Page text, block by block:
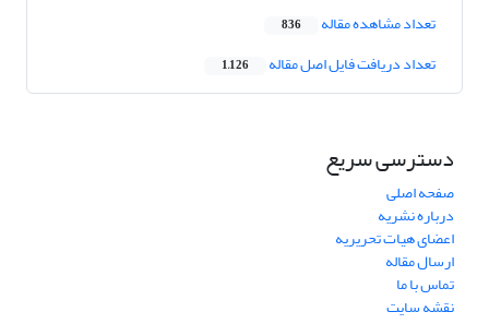
تعداد مشاهده مقاله 836
تعداد دریافت فایل اصل مقاله 1,126
دسترسی سریع
صفحه اصلی
درباره نشریه
اعضای هیات تحریریه
ارسال مقاله
تماس با ما
نقشه سایت